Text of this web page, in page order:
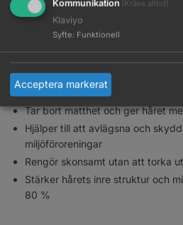
skador motsvarande två
en användning. Den lätta och
med mandelolja och vitt te, gör
glans.
Nyckelfördelar
Tar bort matthet och ger håret
Hjälper till att avlägsna och
miljöföroreningar
Rengör skonsamt utan att torka
Stärker hårets inre struktur och
80 %
Kommunikation (Krävs alltid)
Klaviyo
Syfte: Funktionell
Acceptera markerat